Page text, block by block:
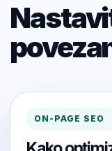
ON-PAGE SEO